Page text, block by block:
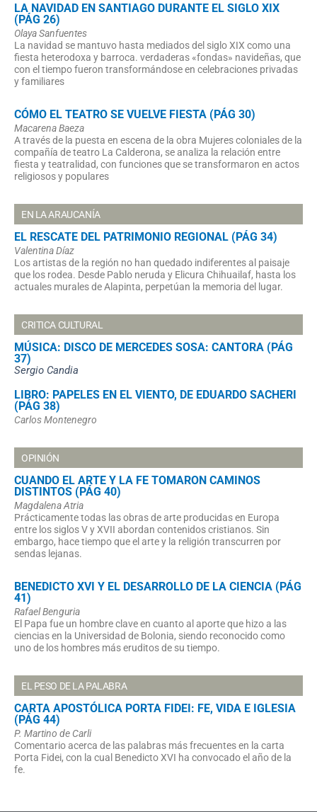
LA NAVIDAD EN SANTIAGO DURANTE EL SIGLO XIX
(PÁG 26)
Olaya Sanfuentes
La navidad se mantuvo hasta mediados del siglo XIX como una
fiesta heterodoxa y barroca. verdaderas «fondas» navideñas, que
con el tiempo fueron transformándose en celebraciones privadas
y familiares
CÓMO EL TEATRO SE VUELVE FIESTA (PÁG 30)
Macarena Baeza
A través de la puesta en escena de la obra Mujeres coloniales de la
compañía de teatro La Calderona, se analiza la relación entre
fiesta y teatralidad, con funciones que se transformaron en actos
religiosos y populares
EN LA ARAUCANÍA
EL RESCATE DEL PATRIMONIO REGIONAL (PÁG 34)
Valentina Díaz
Los artistas de la región no han quedado indiferentes al paisaje
que los rodea. Desde Pablo neruda y Elicura Chihuailaf, hasta los
actuales murales de Alapinta, perpetúan la memoria del lugar.
CRITICA CULTURAL
MÚSICA: DISCO DE MERCEDES SOSA: CANTORA (PÁG
37)
Sergio Candia
LIBRO: PAPELES EN EL VIENTO, DE EDUARDO SACHERI
(PÁG 38)
Carlos Montenegro
OPINIÓN
CUANDO EL ARTE Y LA FE TOMARON CAMINOS
DISTINTOS (PÁG 40)
Magdalena Atria
Prácticamente todas las obras de arte producidas en Europa
entre los siglos V y XVII abordan contenidos cristianos. Sin
embargo, hace tiempo que el arte y la religión transcurren por
sendas lejanas.
BENEDICTO XVI Y EL DESARROLLO DE LA CIENCIA (PÁG
41)
Rafael Benguria
El Papa fue un hombre clave en cuanto al aporte que hizo a las
ciencias en la Universidad de Bolonia, siendo reconocido como
uno de los hombres más eruditos de su tiempo.
EL PESO DE LA PALABRA
CARTA APOSTÓLICA PORTA FIDEI: FE, VIDA E IGLESIA
(PÁG 44)
P. Martino de Carli
Comentario acerca de las palabras más frecuentes en la carta
Porta Fidei, con la cual Benedicto XVI ha convocado el año de la
fe.